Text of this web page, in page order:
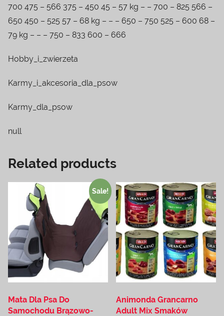
700 475 – 566 375 – 450 45 – 57 kg – – 700 – 825 566 –
650 450 – 525 57 – 68 kg – – – 650 – 750 525 – 600 68 –
79 kg – – – 750 – 833 600 – 666
Hobby_i_zwierzeta
Karmy_i_akcesoria_dla_psow
Karmy_dla_psow
null
Related products
Sale!
Mata Dla Psa Do
Samochodu Brązowo-
Animonda Grancarno
Adult Mix Smaków